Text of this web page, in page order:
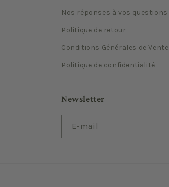
Nos réponses à vos questions
Politique de retour
Conditions Générales de Vente
Politique de confidentialité
Newsletter
E-mail